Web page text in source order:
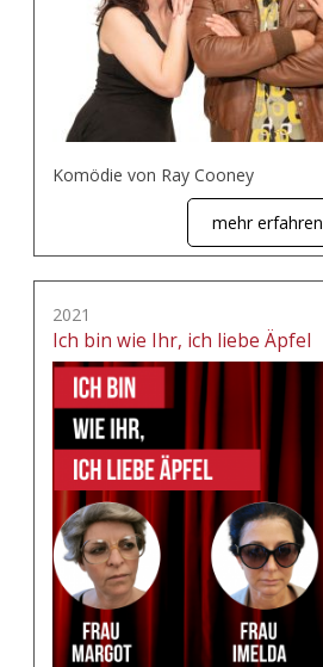
Komödie von Ray Cooney
mehr erfahren
2021
Ich bin wie Ihr, ich liebe Äpfel